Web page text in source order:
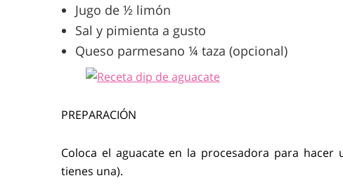
Jugo de ½ limón
Sal y pimienta a gusto
Queso parmesano ¼ taza (opcional)
PREPARACIÓN
Coloca el aguacate en la procesadora para
tienes una).